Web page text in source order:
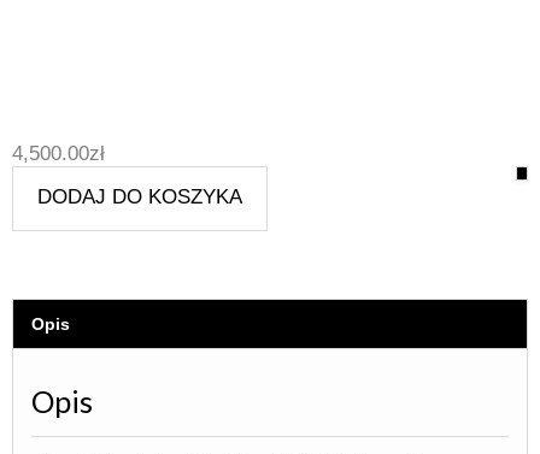
4,500.00zł
DODAJ DO KOSZYKA
Opis
Opis